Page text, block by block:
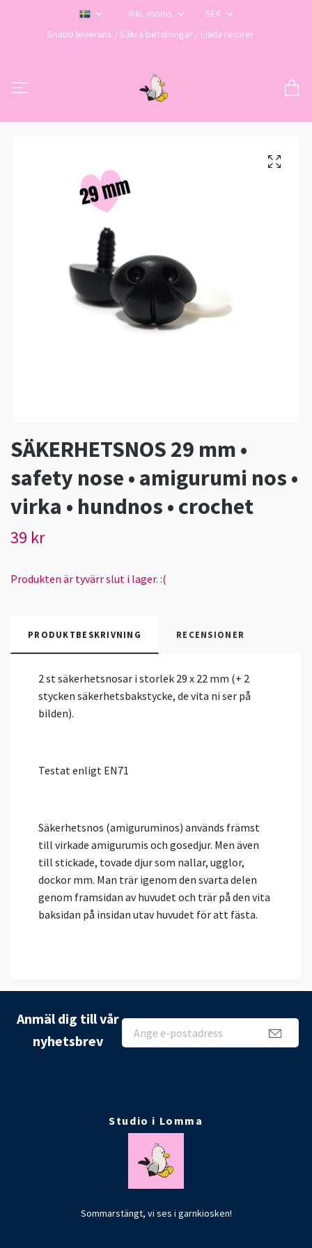
Inkl. moms
SEK
Snabb leverans / Säkra betalningar / Enkla returer
SÄKERHETSNOS 29 mm •
safety nose • amigurumi nos •
virka • hundnos • crochet
39 kr
Produkten är tyvärr slut i lager. :(
PRODUKTBESKRIVNING RECENSIONER
2 st säkerhetsnosar i storlek 29 x 22 mm (+ 2
stycken säkerhetsbakstycke, de vita ni ser på
bilden).
Testat enligt EN71
Säkerhetsnos (amiguruminos) används främst
till virkade amigurumis och gosedjur. Men även
till stickade, tovade djur som nallar, ugglor,
dockor mm. Man trär igenom den svarta delen
genom framsidan av huvudet och trär på den vita
baksidan på insidan utav huvudet för att fästa.
Anmäl dig till vår
nyhetsbrev
Studio i Lomma
Sommarstängt, vi ses i garnkiosken!